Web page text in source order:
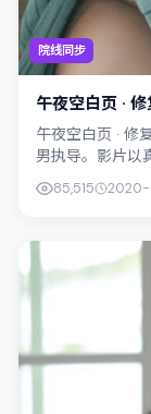
院线同步
午夜空白页 ·
午夜空白页 · 修
男执导。影片以
惠秀的对手戏张
85,515 2020-